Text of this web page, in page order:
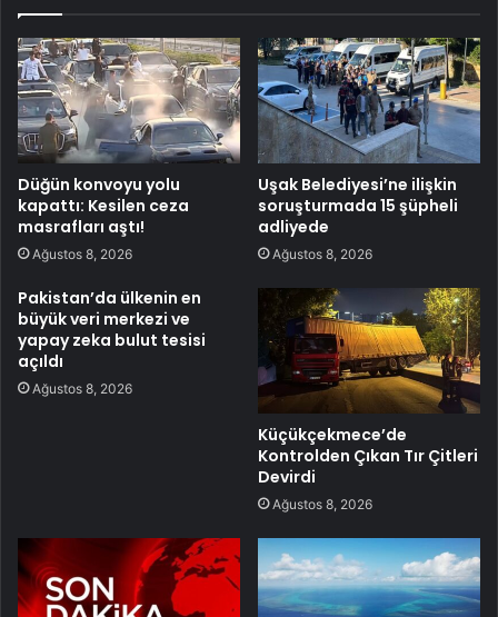
Düğün konvoyu yolu
kapattı: Kesilen ceza
masrafları aştı!
Ağustos 8, 2026
Uşak Belediyesi’ne ilişkin
soruşturmada 15 şüpheli
adliyede
Ağustos 8, 2026
Pakistan’da ülkenin en
büyük veri merkezi ve
yapay zeka bulut tesisi
açıldı
Ağustos 8, 2026
Küçükçekmece’de
Kontrolden Çıkan Tır Çitleri
Devirdi
Ağustos 8, 2026